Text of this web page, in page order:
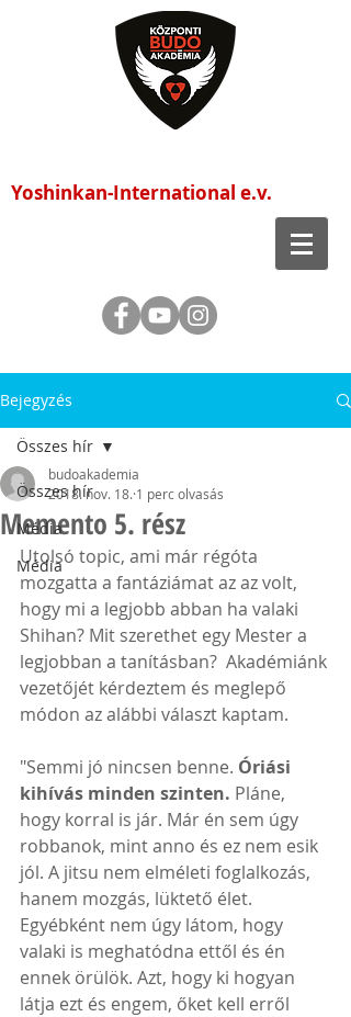
Yoshinkan-International e.v.
Bejegyzés
Összes hír
Média
Média
Összes hír
Memento 5. rész
budoakademia
2018. nov. 18. 1 perc olvasás
Utolsó topic, ami már régóta
mozgatta a fantáziámat az az volt,
hogy mi a legjobb abban ha valaki
Shihan? Mit szerethet egy Mester a
legjobban a tanításban?  Akadémiánk
vezetőjét kérdeztem és meglepő
módon az alábbi választ kaptam.
"Semmi jó nincsen benne. Óriási
kihívás minden szinten. Pláne,
hogy korral is jár. Már én sem úgy
robbanok, mint anno és ez nem esik
jól. A jitsu nem elméleti foglalkozás,
hanem mozgás, lüktető élet.
Egyébként nem úgy látom, hogy
valaki is meghatódna ettől és én
ennek örülök. Azt, hogy ki hogyan
látja ezt és engem, őket kell erről